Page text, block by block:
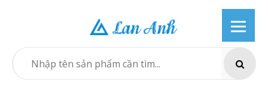
SEARCH